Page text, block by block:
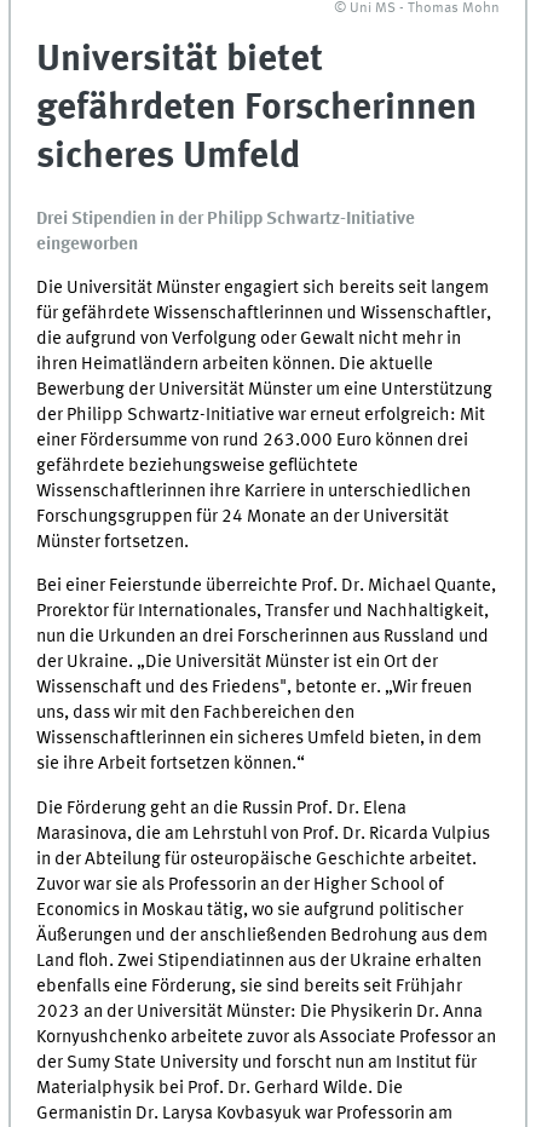
© Uni MS - Thomas Mohn
Universität bietet
gefährdeten Forscherinnen
sicheres Umfeld
Drei Stipendien in der Philipp Schwartz-Initiative
eingeworben
Die Universität Münster engagiert sich bereits seit langem
für gefährdete Wissenschaftlerinnen und Wissenschaftler,
die aufgrund von Verfolgung oder Gewalt nicht mehr in
ihren Heimatländern arbeiten können. Die aktuelle
Bewerbung der Universität Münster um eine Unterstützung
der Philipp Schwartz-Initiative war erneut erfolgreich: Mit
einer Fördersumme von rund 263.000 Euro können drei
gefährdete beziehungsweise geflüchtete
Wissenschaftlerinnen ihre Karriere in unterschiedlichen
Forschungsgruppen für 24 Monate an der Universität
Münster fortsetzen.
Bei einer Feierstunde überreichte Prof. Dr. Michael Quante,
Prorektor für Internationales, Transfer und Nachhaltigkeit,
nun die Urkunden an drei Forscherinnen aus Russland und
der Ukraine. „Die Universität Münster ist ein Ort der
Wissenschaft und des Friedens", betonte er. „Wir freuen
uns, dass wir mit den Fachbereichen den
Wissenschaftlerinnen ein sicheres Umfeld bieten, in dem
sie ihre Arbeit fortsetzen können.“
Die Förderung geht an die Russin Prof. Dr. Elena
Marasinova, die am Lehrstuhl von Prof. Dr. Ricarda Vulpius
in der Abteilung für osteuropäische Geschichte arbeitet.
Zuvor war sie als Professorin an der Higher School of
Economics in Moskau tätig, wo sie aufgrund politischer
Äußerungen und der anschließenden Bedrohung aus dem
Land floh. Zwei Stipendiatinnen aus der Ukraine erhalten
ebenfalls eine Förderung, sie sind bereits seit Frühjahr
2023 an der Universität Münster: Die Physikerin Dr. Anna
Kornyushchenko arbeitete zuvor als Associate Professor an
der Sumy State University und forscht nun am Institut für
Materialphysik bei Prof. Dr. Gerhard Wilde. Die
Germanistin Dr. Larysa Kovbasyuk war Professorin am